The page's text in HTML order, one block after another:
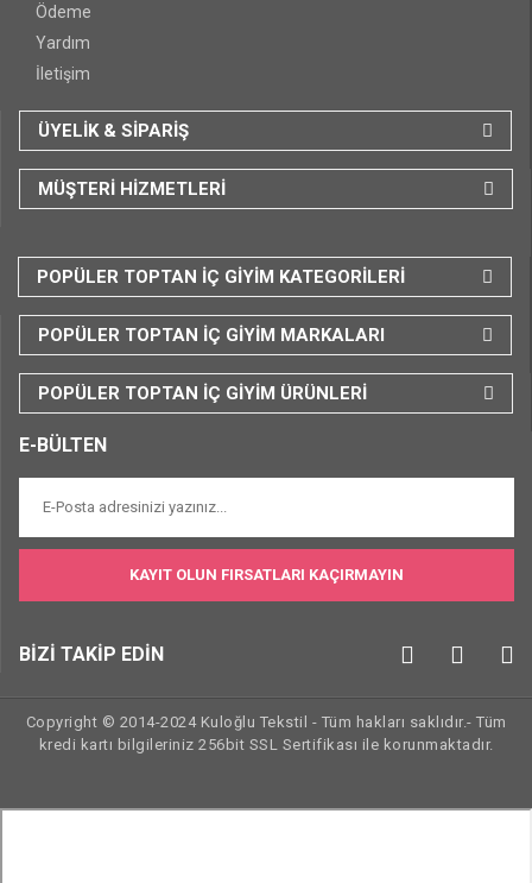
Ödeme
Yardım
İletişim
ÜYELİK & SİPARİŞ
MÜŞTERİ HİZMETLERİ
POPÜLER TOPTAN İÇ GİYİM KATEGORİLERİ
POPÜLER TOPTAN İÇ GİYİM MARKALARI
POPÜLER TOPTAN İÇ GİYİM ÜRÜNLERİ
E-BÜLTEN
KAYIT OLUN FIRSATLARI KAÇIRMAYIN
BİZİ TAKİP EDİN
Copyright © 2014-2024 Kuloğlu Tekstil - Tüm hakları saklıdır.- Tüm
kredi kartı bilgileriniz 256bit SSL Sertifikası ile korunmaktadır.